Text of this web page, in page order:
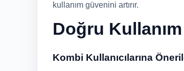
kullanım güvenini artırır.
Doğru
Kombi Kullanıcılarına